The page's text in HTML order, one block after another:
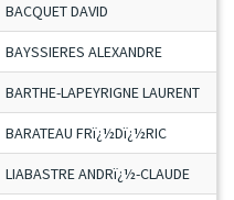
BACQUET DAVID
BAYSSIERES ALEXANDRE
BARTHE-LAPEYRIGNE LAURENT
BARATEAU FRï¿½Dï¿½RIC
LIABASTRE ANDRï¿½-CLAUDE